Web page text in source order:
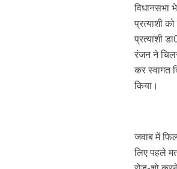
विधानसभा
प्रत्याशी
प्रत्याशी
रंजन ने
कर स्वागत
किया।
जवाब में
लिए पहले